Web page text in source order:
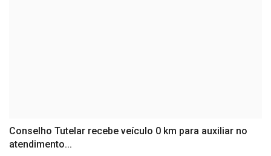
Conselho Tutelar recebe veículo 0 km para auxiliar no
atendimento...